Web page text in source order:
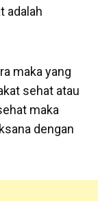
adalah
maka yang
sehat atau
maka
dengan